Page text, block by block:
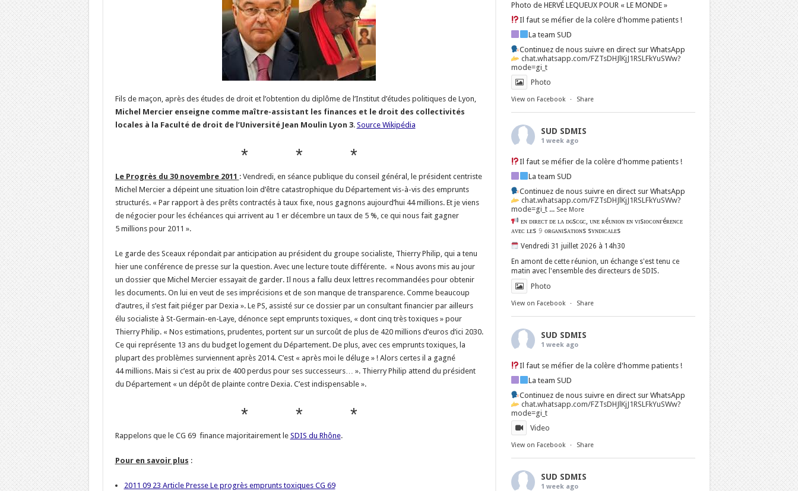
Fils de maçon, après des études de droit et l’obtention du diplôme de l’Institut d’études politiques de Lyon,
Michel Mercier enseigne comme maître-assistant les finances et le droit des collectivités
locales à la Faculté de droit de l’Université Jean Moulin Lyon 3. Source Wikipédia
* * *
Le Progrès du 30 novembre 2011 : Vendredi, en séance publique du conseil général, le président centriste
Michel Mercier a dépeint une situation loin d’être catastrophique du Département vis-à-vis des emprunts
structurés. « Par rapport à des prêts contractés à taux fixe, nous gagnons aujourd’hui 44 millions. Et je viens
de négocier pour les échéances qui arrivent au 1 er décembre un taux de 5 %, ce qui nous fait gagner
5 millions pour 2011 ».
Le garde des Sceaux répondait par anticipation au président du groupe socialiste, Thierry Philip, qui a tenu
hier une conférence de presse sur la question. Avec une lecture toute différente. « Nous avons mis au jour
un dossier que Michel Mercier essayait de garder. Il nous a fallu deux lettres recommandées pour obtenir
les documents. On lui en veut de ses imprécisions et de son manque de transparence. Comme beaucoup
d’autres, il s’est fait piéger par Dexia ». Le PS, assisté sur ce dossier par un consultant financier par ailleurs
élu socialiste à St-Germain-en-Laye, dénonce sept emprunts toxiques, « dont cinq très toxiques » pour
Thierry Philip. « Nos estimations, prudentes, portent sur un surcoût de plus de 420 millions d’euros d’ici 2030.
Ce qui représente 13 ans du budget logement du Département. De plus, avec ces emprunts toxiques, la
plupart des problèmes surviennent après 2014. C’est « après moi le déluge » ! Alors certes il a gagné
44 millions. Mais si c’est au prix de 400 perdus pour ses successeurs… ». Thierry Philip attend du président
du Département « un dépôt de plainte contre Dexia. C’est indispensable ».
* * *
Rappelons que le CG 69 finance majoritairement le SDIS du Rhône.
Pour en savoir plus :
2011 09 23 Article Presse Le progrès emprunts toxiques CG 69
Photo de HERVÉ LEQUEUX POUR « LE MONDE »
Il faut se méfier de la colère d'homme patients !
La team SUD
Continuez de nous suivre en direct sur WhatsApp
chat.whatsapp.com/FZTsDHJlKjJ1RSLFkYuSWw?
mode=gi_t
Photo
View on Facebook · Share
SUD SDMIS
1 week ago
Il faut se méfier de la colère d'homme patients !
La team SUD
Continuez de nous suivre en direct sur WhatsApp
chat.whatsapp.com/FZTsDHJlKjJ1RSLFkYuSWw?
mode=gi_t
ᴇɴ ᴅɪʀᴇᴄᴛ ᴅᴇ ʟᴀ ᴅɢsᴄɢᴄ, ᴜɴᴇ ʀéᴜɴɪᴏɴ ᴇɴ ᴠɪsɪᴏᴄᴏɴғéʀᴇɴᴄᴇ
ᴀᴠᴇᴄ ʟᴇs 𝟿 ᴏʀɢᴀɴɪsᴀᴛɪᴏɴs sʏɴᴅɪᴄᴀʟᴇs
Vendredi 31 juillet 2026 à 14h30
En amont de cette réunion, un échange s'est tenu ce
matin avec l'ensemble des directeurs de SDIS.
... See More
Photo
View on Facebook · Share
SUD SDMIS
1 week ago
Il faut se méfier de la colère d'homme patients !
La team SUD
Continuez de nous suivre en direct sur WhatsApp
chat.whatsapp.com/FZTsDHJlKjJ1RSLFkYuSWw?
mode=gi_t
Video
View on Facebook · Share
SUD SDMIS
1 week ago